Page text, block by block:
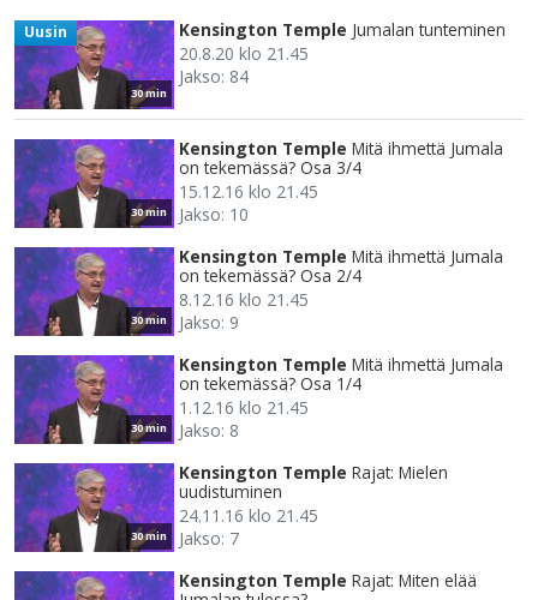
30 min
Uusin Kensington Temple Jumalan tunteminen
20.8.20 klo 21.45
Jakso: 84
30 min
Kensington Temple Mitä ihmettä Jumala
on tekemässä? Osa 3/4
15.12.16 klo 21.45
Jakso: 10
30 min
Kensington Temple Mitä ihmettä Jumala
on tekemässä? Osa 2/4
8.12.16 klo 21.45
Jakso: 9
30 min
Kensington Temple Mitä ihmettä Jumala
on tekemässä? Osa 1/4
1.12.16 klo 21.45
Jakso: 8
30 min
Kensington Temple Rajat: Mielen
uudistuminen
24.11.16 klo 21.45
Jakso: 7
Kensington Temple Rajat: Miten elää